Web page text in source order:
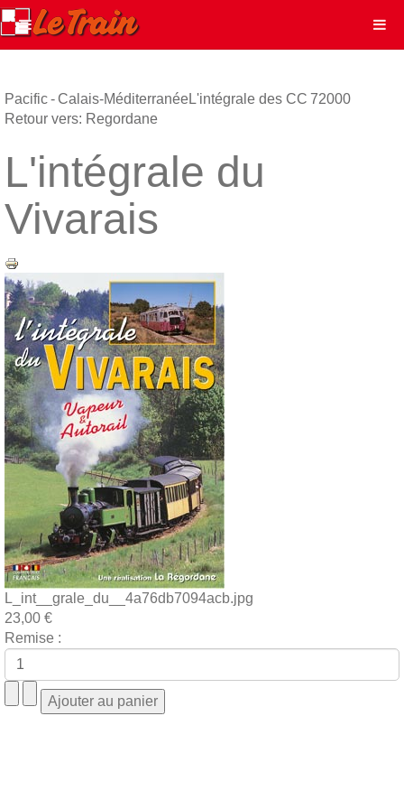
Pacific - Calais-MéditerranéeL'intégrale des CC 72000
Retour vers: Regordane
L'intégrale du
Vivarais
L_int__grale_du__4a76db7094acb.jpg
23,00 €
Remise :